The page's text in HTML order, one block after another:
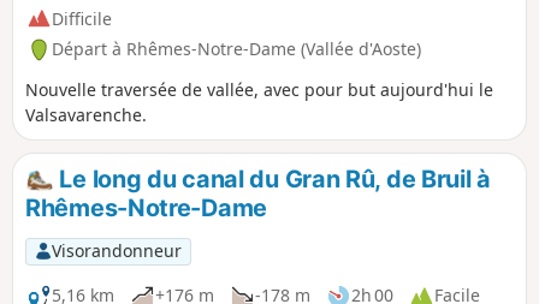
Difficile
Départ à Rhêmes-Notre-Dame (Vallée d'Aoste)
Nouvelle traversée de vallée, avec pour but aujourd'hui le
Valsavarenche.
Le long du canal du Gran Rû, de Bruil à
Rhêmes-Notre-Dame
Visorandonneur
5,16 km
+176 m -178 m 2h 00
Facile